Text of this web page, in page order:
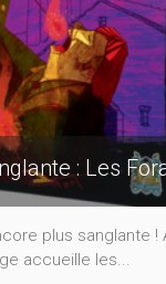
: Les
plus sanglante !
accueille les...